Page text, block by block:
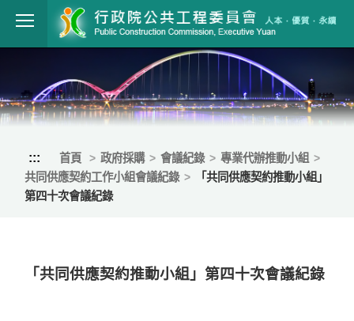
跳到主要內容
行政院公共工
::: 首頁 政府採購 會議紀錄
專業代辦推動小組
共同供應契約工作小組會議紀錄
「共同供應契約推動小組」
第四十次會議紀錄
「共同供應契約推動小組」第四十次會議紀錄